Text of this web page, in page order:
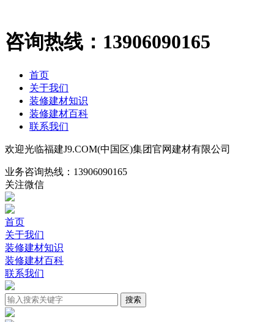
咨询热线： 13906090165
首页
关于我们
装修建材知识
装修建材百科
联系我们
欢迎光临福建J9.COM(中国区)集团官网建材有限公司
业务咨询热线： 13906090165
关注微信
首页
关于我们
装修建材知识
装修建材百科
联系我们